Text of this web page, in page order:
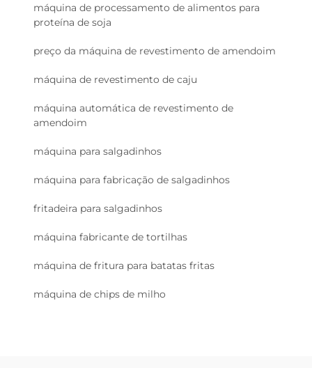
máquina de processamento de alimentos para
proteína de soja
preço da máquina de revestimento de amendoim
máquina de revestimento de caju
máquina automática de revestimento de
amendoim
máquina para salgadinhos
máquina para fabricação de salgadinhos
fritadeira para salgadinhos
máquina fabricante de tortilhas
máquina de fritura para batatas fritas
máquina de chips de milho